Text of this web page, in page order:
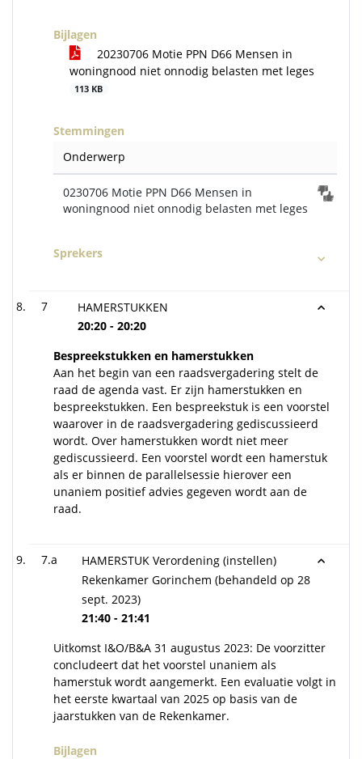
Bijlagen
20230706 Motie PPN D66 Mensen in
woningnood niet onnodig belasten met leges
113 KB
Stemmingen
Onderwerp
0230706 Motie PPN D66 Mensen in
woningnood niet onnodig belasten met leges
Sprekers
7
HAMERSTUKKEN
20:20 - 20:20
Bespreekstukken en hamerstukken
Aan het begin van een raadsvergadering stelt de
raad de agenda vast. Er zijn hamerstukken en
bespreekstukken. Een bespreekstuk is een voorstel
waarover in de raadsvergadering gediscussieerd
wordt. Over hamerstukken wordt niet meer
gediscussieerd. Een voorstel wordt een hamerstuk
als er binnen de parallelsessie hierover een
unaniem positief advies gegeven wordt aan de
raad.
7.a
HAMERSTUK Verordening (instellen)
Rekenkamer Gorinchem (behandeld op 28
sept. 2023)
21:40 - 21:41
Uitkomst I&O/B&A 31 augustus 2023: De voorzitter
concludeert dat het voorstel unaniem als
hamerstuk wordt aangemerkt. Een evaluatie volgt in
het eerste kwartaal van 2025 op basis van de
jaarstukken van de Rekenkamer.
Bijlagen